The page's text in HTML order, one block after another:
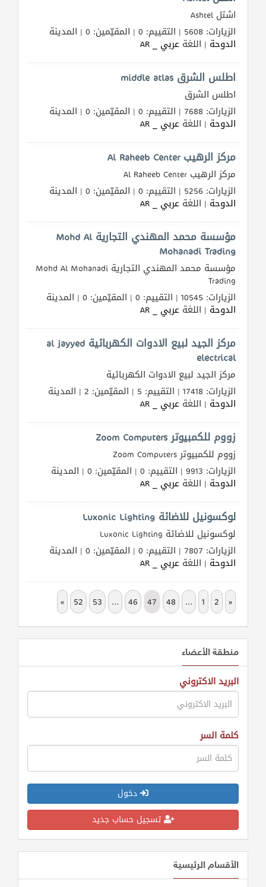
اشتل Ashtel
الزيارات: 5608 | التقييم: 0 | المقيّمين: 0 | المدينة
الدوحة | اللغة عربي _ AR
اطلس الشرق middle atlas
اطلس الشرق
الزيارات: 7688 | التقييم: 0 | المقيّمين: 0 | المدينة
الدوحة | اللغة عربي _ AR
مركز الرهيب Al Raheeb Center
مركز الرهيب Al Raheeb Center
الزيارات: 5256 | التقييم: 0 | المقيّمين: 0 | المدينة
الدوحة | اللغة عربي _ AR
مؤسسة محمد المهندي التجارية Mohd Al
Mohanadi Trading
مؤسسة محمد المهندي التجارية Mohd Al Mohanadi
Trading
الزيارات: 10545 | التقييم: 0 | المقيّمين: 0 | المدينة
الدوحة | اللغة عربي _ AR
مركز الجيد لبيع الادوات الكهربائية al jayyed
electrical
مركز الجيد لبيع الادوات الكهربائية
الزيارات: 17418 | التقييم: 5 | المقيّمين: 2 | المدينة
الدوحة | اللغة عربي _ AR
زووم للكمبيوتر Zoom Computers
زووم للكمبيوتر Zoom Computers
الزيارات: 9913 | التقييم: 0 | المقيّمين: 0 | المدينة
الدوحة | اللغة عربي _ AR
لوكسونيل للاضائة Luxonic Lighting
لوكسونيل للاضائة Luxonic Lighting
الزيارات: 7807 | التقييم: 0 | المقيّمين: 0 | المدينة
الدوحة | اللغة عربي _ AR
«
1 2
...
46 47 48
...
52 53
»
منطقة الأعضاء
البريد الاكتروني
كلمة السر
دخول
تسجيل حساب جديد
الأقسام الرئيسية